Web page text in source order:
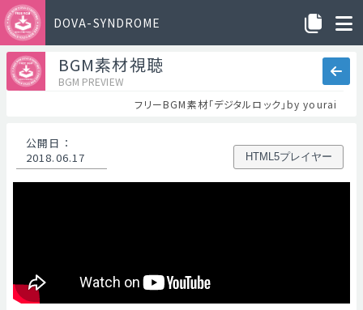
DOVA-SYNDROME
BGM素材視聴
BGM PREVIEW
フリーBGM素材「デジタルロック」by yourai
公開日 ：
2018.06.17
HTML5プレイヤー